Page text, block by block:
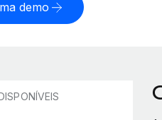
demo